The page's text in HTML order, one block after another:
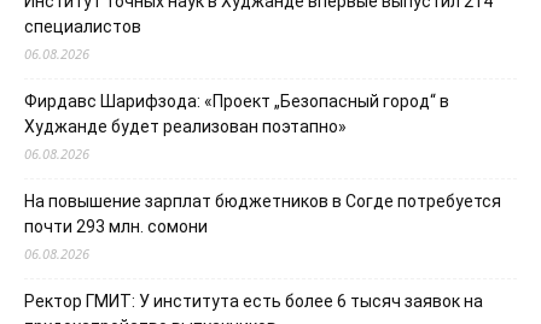
специалистов
06.08.2026
Фирдавс Шарифзода: «Проект „Безопасный город“ в
Худжанде будет реализован поэтапно»
06.08.2026
На повышение зарплат бюджетников в Согде потребуется
почти 293 млн. сомони
06.08.2026
Ректор ГМИТ: У института есть более 6 тысяч заявок на